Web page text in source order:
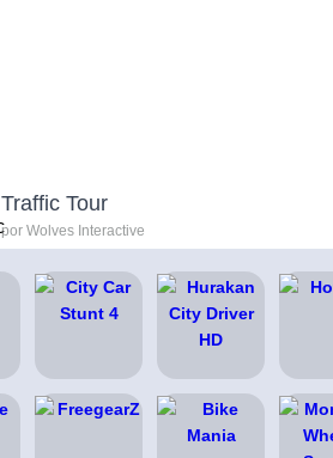
Traffic Tour
por Wolves Interactive